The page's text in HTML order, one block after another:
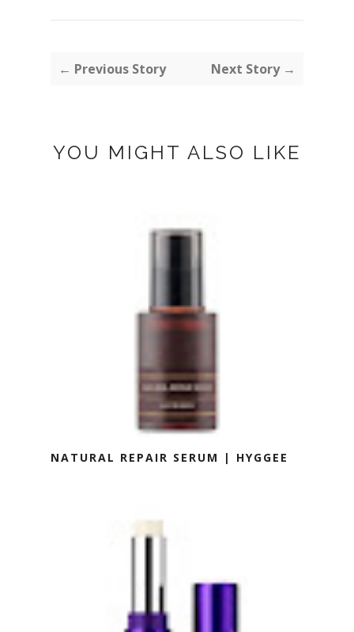
← Previous Story Next Story →
YOU MIGHT ALSO LIKE
NATURAL REPAIR SERUM | HYGGEE